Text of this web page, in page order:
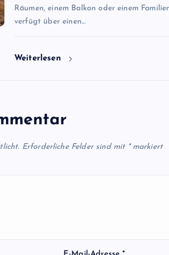
Räumen, einem Balkon oder einem
verfügt über einen…
Weiterlesen
Erforderliche Felder sind mit *markiert